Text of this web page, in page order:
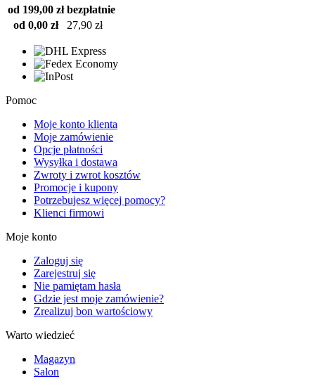
od 199,00 zł bezpłatnie
od 0,00 zł
27,90 zł
Pomoc
Moje konto klienta
Moje zamówienie
Opcje płatności
Wysyłka i dostawa
Zwroty i zwrot kosztów
Promocje i kupony
Potrzebujesz więcej pomocy?
Klienci firmowi
Moje konto
Zaloguj się
Zarejestruj się
Nie pamiętam hasła
Gdzie jest moje zamówienie?
Zrealizuj bon wartościowy
Warto wiedzieć
Magazyn
Salon